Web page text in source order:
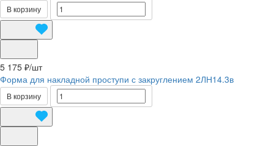
В корзину
5 175 ₽/шт
Форма для накладной проступи с закруглением 2ЛН14.3в
В корзину